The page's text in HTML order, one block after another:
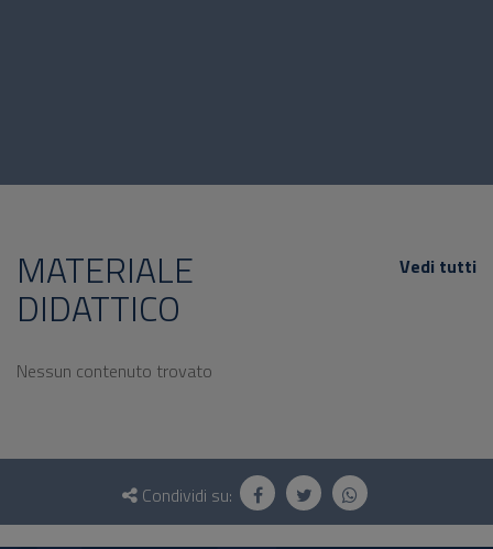
MATERIALE
DIDATTICO
Vedi tutti
Nessun contenuto trovato
Questionario
social
Condividi su: